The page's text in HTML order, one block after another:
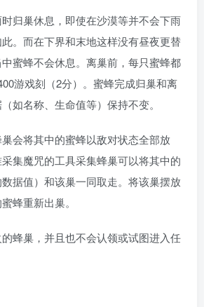
归巢休息，即使在沙漠等并不会下雨
。而在下界和末地这样没有昼夜更替
蜜蜂不会休息。离巢前，每只蜜蜂都
游戏刻（2分）。蜜蜂完成归巢和离
如名称、生命值等）保持不变。
会将其中的蜜蜂以敌对状态全部放
集魔咒的工具采集蜂巢可以将其中的
据值）和该巢一同取走。将该巢摆放
蜂重新出巢。
蜂巢，并且也不会认领或试图进入任